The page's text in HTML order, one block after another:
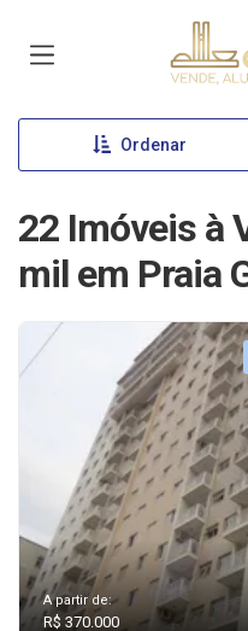
Página
Ordenar
22 Imóveis à
mil em Praia
A partir de:
R$ 370.000